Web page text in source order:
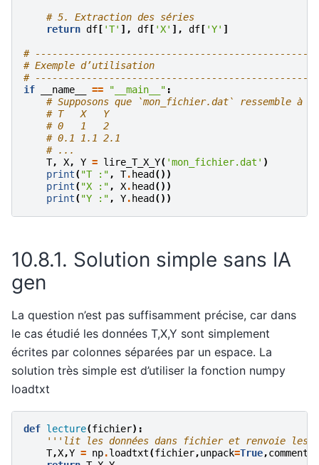
# 5. Extraction des séries
return df [ 'T' ], df [ 'X' ], df [ 'Y' ]
#
# Exemple d’utilisation
#
if
__name__ == "__main__" :
# Supposons que `mon_fichier.dat` ressemble à :
# T   X   Y
# 0   1   2
# 0.1 1.1 2.1
# ...
T, X, Y = lire_T_X_Y( 'mon_fichier.dat' )
print( "T :" , T. head ())
print( "X :" , X. head ())
print( "Y :" , Y. head ())
10.8.1. Solution simple sans IA
gen
La question n’est pas suffisamment précise, car dans
le cas étudié les données T,X,Y sont simplement
écrites par colonnes séparées par un espace. La
solution très simple est d’utiliser la fonction numpy
loadtxt
def lecture(fichier):
'''lit les données dans fichier et renvoie les
T,X,Y = np.loadtxt(fichier,unpack=True,comments